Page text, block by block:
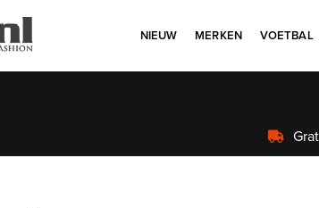
NIEUW MERKEN VOETBAL